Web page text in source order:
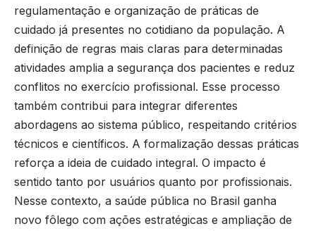
regulamentação e organização de práticas de
cuidado já presentes no cotidiano da população. A
definição de regras mais claras para determinadas
atividades amplia a segurança dos pacientes e reduz
conflitos no exercício profissional. Esse processo
também contribui para integrar diferentes
abordagens ao sistema público, respeitando critérios
técnicos e científicos. A formalização dessas práticas
reforça a ideia de cuidado integral. O impacto é
sentido tanto por usuários quanto por profissionais.
Nesse contexto, a saúde pública no Brasil ganha
novo fôlego com ações estratégicas e ampliação de